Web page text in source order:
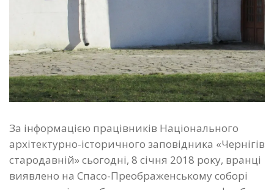
За інформацією працівників Національного
архітектурно-історичного заповідника «Чернігів
стародавній» сьогодні, 8 січня 2018 року, вранці
виявлено на Спасо-Преображенському соборі